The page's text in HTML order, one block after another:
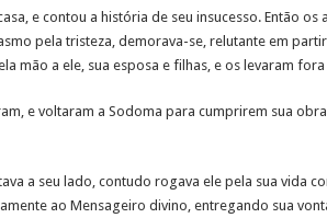
e contou a história de seu insucesso. Então
pela tristeza, demorava-se, relutante em
mão a ele, sua esposa e filhas, e os levaram
e voltaram a Sodoma para cumprirem sua
a seu lado, contudo rogava ele pela sua vida
ao Mensageiro divino, entregando sua